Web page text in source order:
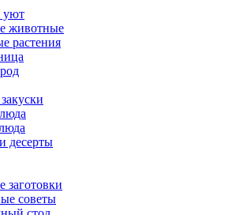
уют
животные
растения
десерты
заготовки
советы